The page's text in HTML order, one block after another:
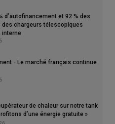
(tracteurs,
les agriculteurs doivent
depuis 2011
2024 ? où trouver
d’autofinancement et 92 % des
chargeurs télescopiques
interne
- Le marché français continue
de chaleur sur notre tank
d’une énergie gratuite »